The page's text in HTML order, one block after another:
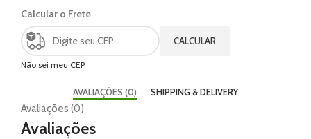
Calcular o Frete
CALCULAR
Não sei meu CEP
AVALIAÇÕES (0) SHIPPING & DELIVERY
Avaliações (0)
Avaliações